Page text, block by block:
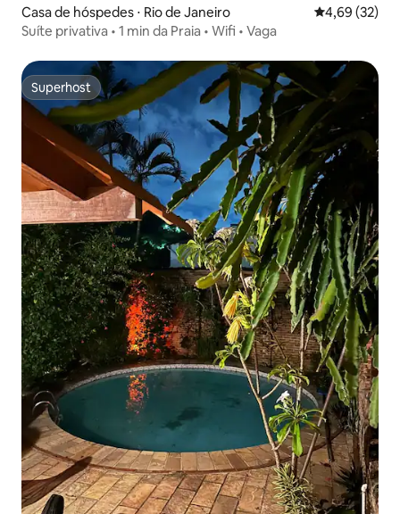
Casa de hóspedes ⋅ Rio de Janeiro 4,69 de uma
4,69 (32)
Suíte privativa • 1 min da Praia • Wifi • Vaga
Superhost
Superhost